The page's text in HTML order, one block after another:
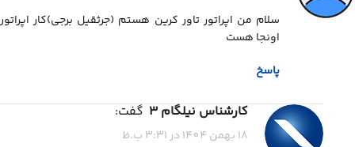
سلام من اپراتور تاور کرین هستم (جرثقیل برجی)کار اپراتور
اونجا هست
پاسخ
کارشناس نیلگام 3 گفت:
18 بهمن 1404 در 3:31 ب.ظ